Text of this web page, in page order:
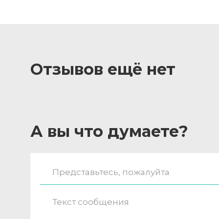
Отзывов ещё нет
А вы что думаете?